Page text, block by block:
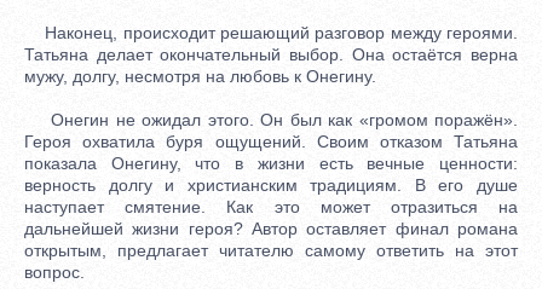
Наконец, происходит решающий разговор между героями.
Татьяна делает окончательный выбор. Она остаётся верна
мужу, долгу, несмотря на любовь к Онегину.
Онегин не ожидал этого. Он был как «громом поражён».
Героя охватила буря ощущений. Своим отказом Татьяна
показала Онегину, что в жизни есть вечные ценности:
верность долгу и христианским традициям. В его душе
наступает смятение. Как это может отразиться на
дальнейшей жизни героя? Автор оставляет финал романа
открытым, предлагает читателю самому ответить на этот
вопрос.